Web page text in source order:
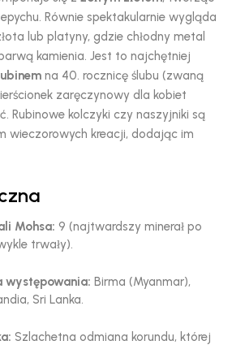
Równie spektakularnie wygląda
lub platyny, gdzie chłodny metal
kamienia. Jest to najchętniej
na 40. rocznicę ślubu (zwaną
zaręczynowy dla kobiet
Rubinowe kolczyki czy naszyjniki są
wieczorowych kreacji, dodając im
Mohsa: 9 (najtwardszy minerał po
trwały).
występowania: Birma (Myanmar),
Sri Lanka.
Szlachetna odmiana korundu, której